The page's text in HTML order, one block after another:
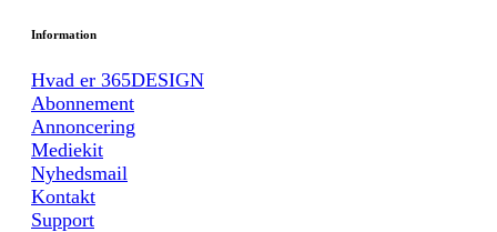
Information
Hvad er 365DESIGN
Abonnement
Annoncering
Mediekit
Nyhedsmail
Kontakt
Support